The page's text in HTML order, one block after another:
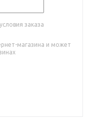
заказа
магазина и может